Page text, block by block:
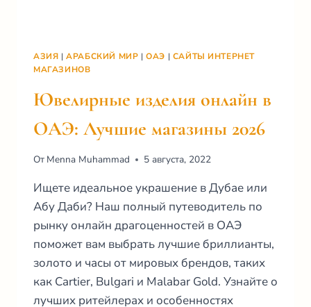
АЗИЯ |АРАБСКИЙ МИР |ОАЭ | САЙТЫ ИНТЕРНЕТ
МАГАЗИНОВ
Ювелирные изделия онлайн в
ОАЭ: Лучшие магазины 2026
От Menna Muhammad 5 августа, 2022
Ищете идеальное украшение в Дубае или
Абу Даби? Наш полный путеводитель по
рынку онлайн драгоценностей в ОАЭ
поможет вам выбрать лучшие бриллианты,
золото и часы от мировых брендов, таких
как Cartier, Bulgari и Malabar Gold. Узнайте о
лучших ритейлерах и особенностях